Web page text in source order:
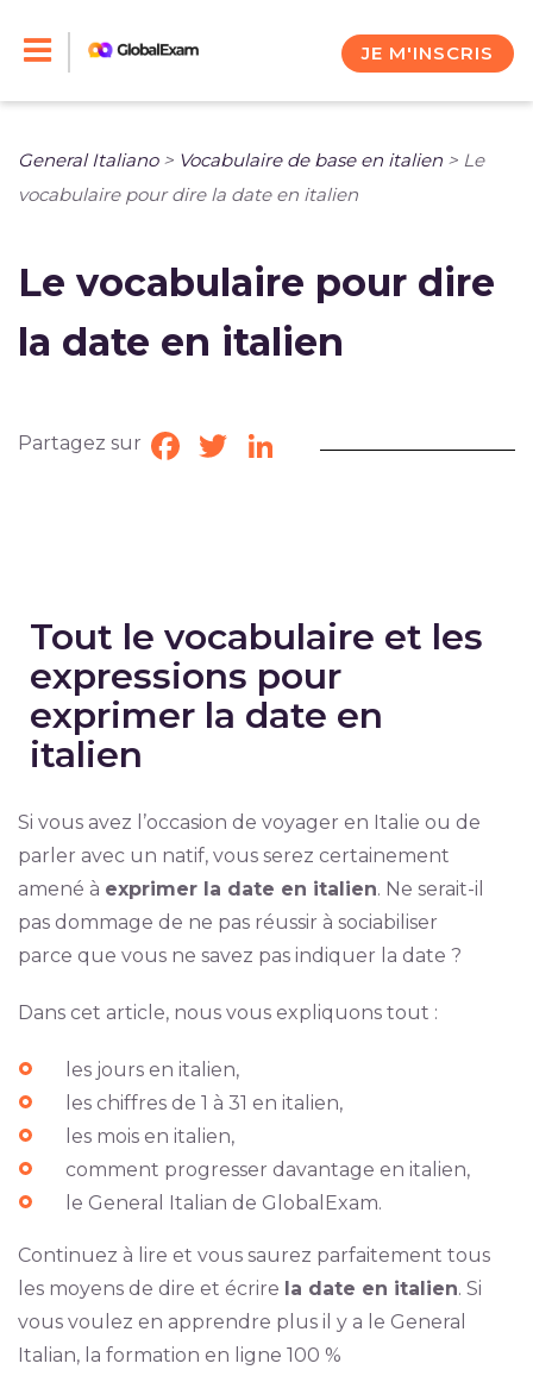
JE M'INSCRIS
General Italiano> Vocabulaire de base en italien > Le
vocabulaire pour dire la date en italien
Le vocabulaire pour dire
la date en italien
Partagez sur Facebook
TwitterLinkedIn
Tout le vocabulaire et les
expressions pour
exprimer la date en
italien
Si vous avez l’occasion de voyager en Italie ou de
parler avec un natif, vous serez certainement
amené à exprimer la date en italien. Ne serait-il
pas dommage de ne pas réussir à sociabiliser
parce que vous ne savez pas indiquer la date ?
Dans cet article, nous vous expliquons tout :
les jours en italien,
les chiffres de 1 à 31 en italien,
les mois en italien,
comment progresser davantage en italien,
le General Italian de GlobalExam.
Continuez à lire et vous saurez parfaitement tous
les moyens de dire et écrire la date en italien. Si
vous voulez en apprendre plus il y a le General
Italian, la formation en ligne 100 %